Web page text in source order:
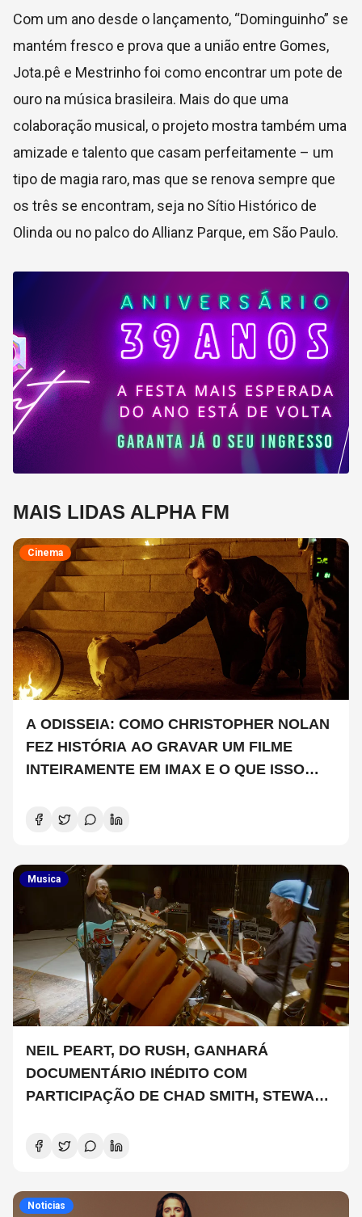
Com um ano desde o lançamento, “Dominguinho” se
mantém fresco e prova que a união entre Gomes,
Jota.pê e Mestrinho foi como encontrar um pote de
ouro na música brasileira. Mais do que uma
colaboração musical, o projeto mostra também uma
amizade e talento que casam perfeitamente – um
tipo de magia raro, mas que se renova sempre que
os três se encontram, seja no Sítio Histórico de
Olinda ou no palco do Allianz Parque, em São Paulo.
MAIS LIDAS ALPHA FM
Cinema
A ODISSEIA: COMO CHRISTOPHER NOLAN
FEZ HISTÓRIA AO GRAVAR UM FILME
INTEIRAMENTE EM IMAX E O QUE ISSO
Musica
NEIL PEART, DO RUSH, GANHARÁ
DOCUMENTÁRIO INÉDITO COM
PARTICIPAÇÃO DE CHAD SMITH, STEWART
Noticias